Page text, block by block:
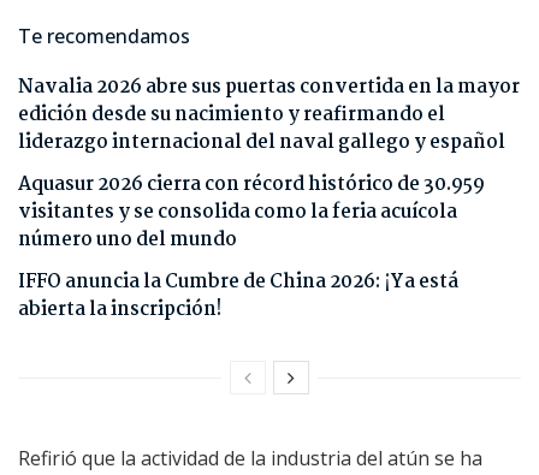
Te recomendamos
Navalia 2026 abre sus puertas convertida en la mayor
edición desde su nacimiento y reafirmando el
liderazgo internacional del naval gallego y español
Aquasur 2026 cierra con récord histórico de 30.959
visitantes y se consolida como la feria acuícola
número uno del mundo
IFFO anuncia la Cumbre de China 2026: ¡Ya está
abierta la inscripción!
Refirió que la actividad de la industria del atún se ha